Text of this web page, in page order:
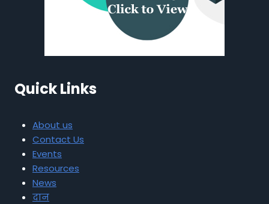
Quick Links
About us
Contact Us
Events
Resources
News
दान